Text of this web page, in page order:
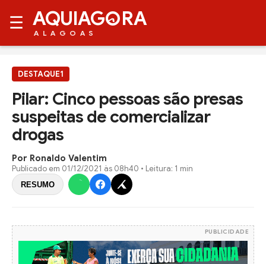
☰ AQUIAG RA
ALAGOAS
DESTAQUE1
Pilar: Cinco pessoas são presas
suspeitas de comercializar
drogas
Por Ronaldo Valentim
Publicado em 01/12/2021 às 08h40 • Leitura: 1 min
RESUMO
PUBLICIDADE